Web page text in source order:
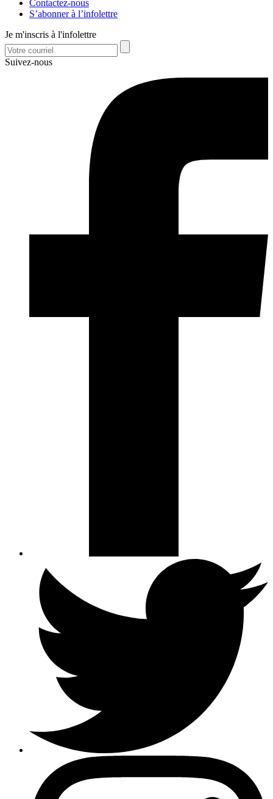
Contactez-nous
S’abonner à l’infolettre
Je m'inscris à l'infolettre
Suivez-nous